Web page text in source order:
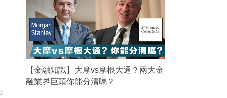
【金融知識】大摩vs摩根大通？兩大金
融業界巨頭你能分清嗎？